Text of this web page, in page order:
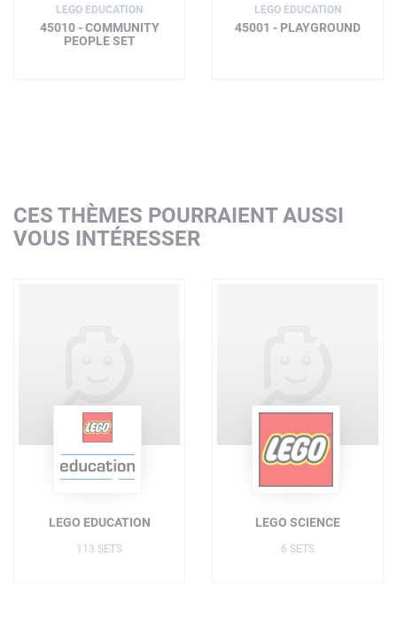
LEGO EDUCATION
45010 - COMMUNITY
PEOPLE SET
LEGO EDUCATION
45001 - PLAYGROUND
CES THÈMES POURRAIENT AUSSI
VOUS INTÉRESSER
LEGO EDUCATION
113 SETS
LEGO SCIENCE
6 SETS